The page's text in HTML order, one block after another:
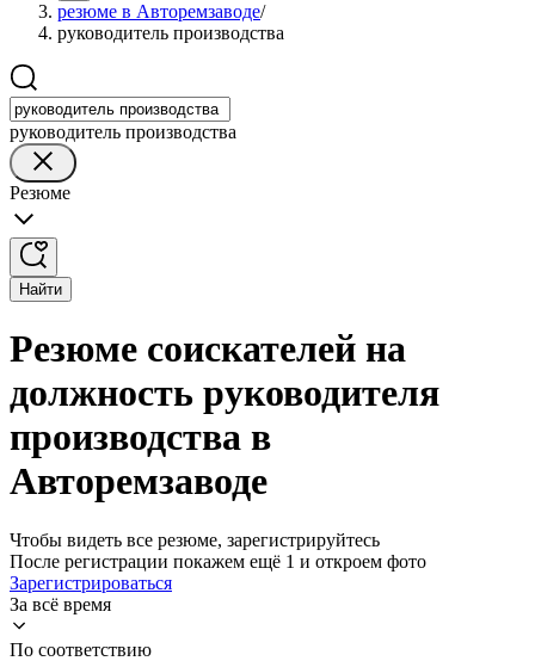
резюме в Авторемзаводе/
руководитель производства
руководитель производства
Резюме
Найти
Резюме соискателей на
должность руководителя
производства в
Авторемзаводе
Чтобы видеть все резюме, зарегистрируйтесь
После регистрации покажем ещё 1 и откроем фото
Зарегистрироваться
За всё время
По соответствию